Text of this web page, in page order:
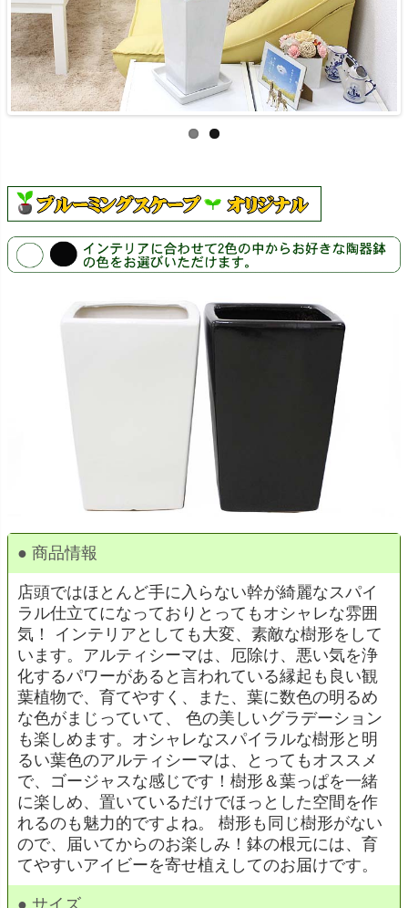
● 商品情報
店頭ではほとんど手に入らない幹が綺麗なスパイ
ラル仕立てになっておりとってもオシャレな雰囲
気！ インテリアとしても大変、素敵な樹形をして
います。アルティシーマは、厄除け、悪い気を浄
化するパワーがあると言われている縁起も良い観
葉植物で、育てやすく、また、葉に数色の明るめ
な色がまじっていて、 色の美しいグラデーション
も楽しめます。オシャレなスパイラルな樹形と明
るい葉色のアルティシーマは、とってもオススメ
で、ゴージャスな感じです！樹形＆葉っぱを一緒
に楽しめ、置いているだけでほっとした空間を作
れるのも魅力的ですよね。 樹形も同じ樹形がない
ので、届いてからのお楽しみ！鉢の根元には、育
てやすいアイビーを寄せ植えしてのお届けです。
● サイズ